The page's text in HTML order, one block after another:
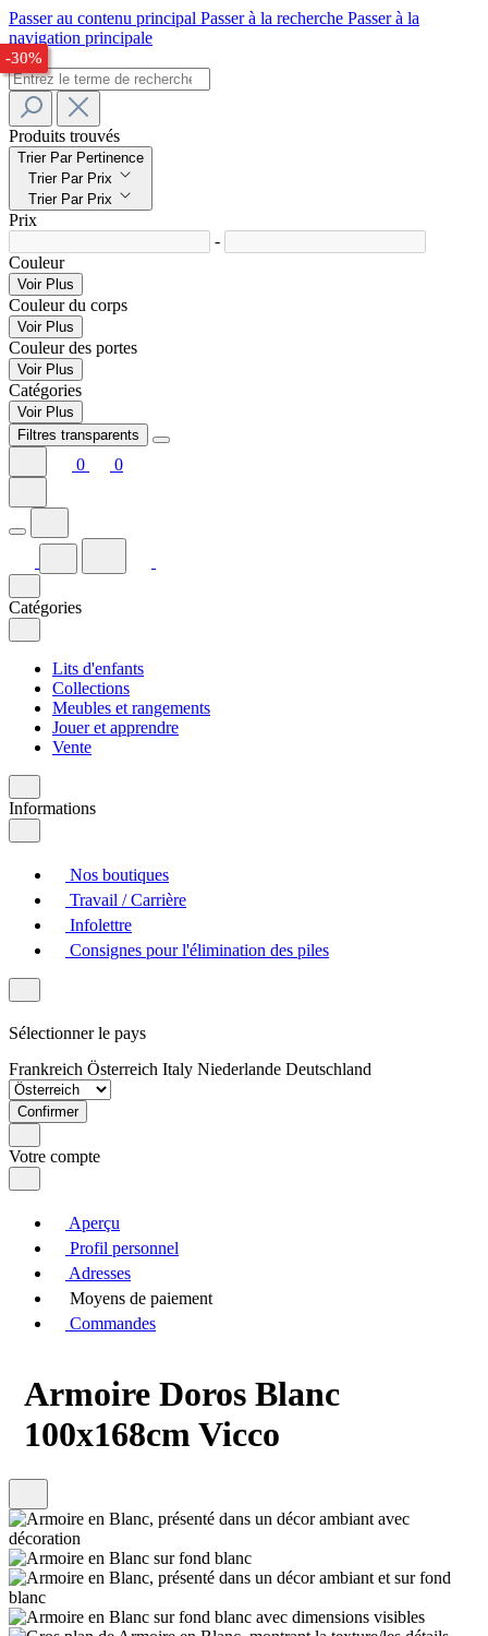
Passer au contenu principal Passer à la recherche Passer à la
navigation principale
Produits trouvés
Trier Par Pertinence
Trier Par Prix
Trier Par Prix
Prix
-
Couleur
Voir Plus
Couleur du corps
Voir Plus
Couleur des portes
Voir Plus
Catégories
Voir Plus
Filtres transparents
0 0
Catégories
Lits d'enfants
Collections
Meubles et rangements
Jouer et apprendre
Vente
Informations
Nos boutiques
Travail / Carrière
Infolettre
Consignes pour l'élimination des piles
Sélectionner le pays
Frankreich Österreich Italy Niederlande Deutschland
Confirmer
Votre compte
Aperçu
Profil personnel
Adresses
Moyens de paiement
Commandes
Armoire Doros Blanc
100x168cm Vicco
-26%
-28%
-30%